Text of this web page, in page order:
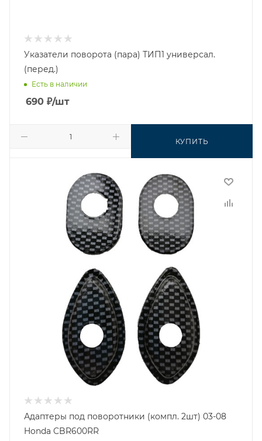
Указатели поворота (пара) ТИП1 универсал.
(перед.)
Есть в наличии
690 ₽/шт
КУПИТЬ
Адаптеры под поворотники (компл. 2шт) 03-08
Honda CBR600RR